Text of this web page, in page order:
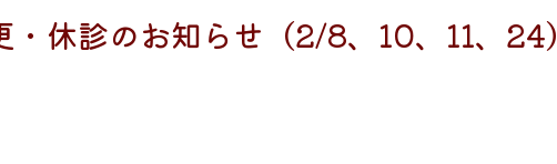
・休診のお知らせ（2/8、10、11、24）